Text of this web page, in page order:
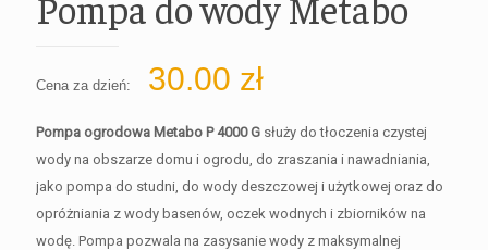
Cena za dzień: 30.00 zł
Pompa ogrodowa Metabo P 4000 G służy do tłoczenia czystej
wody na obszarze domu i ogrodu, do zraszania i nawadniania,
jako pompa do studni, do wody deszczowej i użytkowej oraz do
opróżniania z wody basenów, oczek wodnych i zbiorników na
wodę. Pompa pozwala na zasysanie wody z maksymalnej